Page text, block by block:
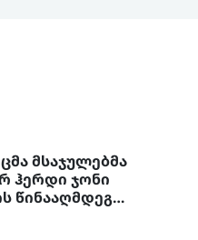
მსაჯულებმა
ჰერდი ჯონი
წინააღმდეგ